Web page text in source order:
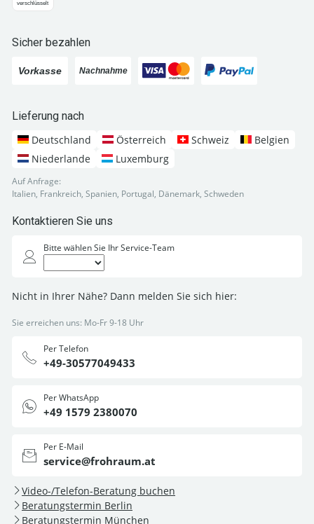
Sicher bezahlen
Lieferung nach
Deutschland
Österreich Schweiz
Belgien
Niederlande
Luxemburg
Auf Anfrage:
Italien, Frankreich, Spanien, Portugal, Dänemark, Schweden
Kontaktieren Sie uns
Bitte wählen Sie Ihr Service-Team
Nicht in Ihrer Nähe? Dann melden Sie sich hier:
Sie erreichen uns: Mo-Fr 9-18 Uhr
Per Telefon
+49-30577049433
Per WhatsApp
+49 1579 2380070
Per E-Mail
service@frohraum.at
Video-/Telefon-Beratung buchen
Beratungstermin Berlin
Beratungstermin München